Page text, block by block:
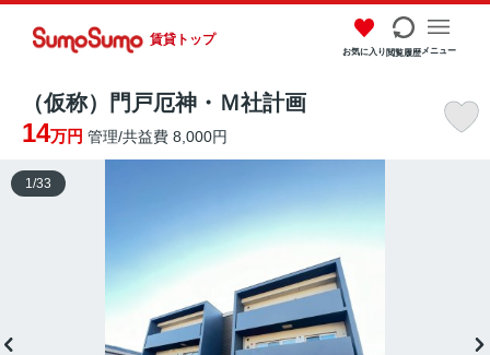
賃貸トップ
お気に入り閲覧履歴メニュー
（仮称）門戸厄神・Ｍ社計画
14万円 管理/共益費 8,000円
1 /33